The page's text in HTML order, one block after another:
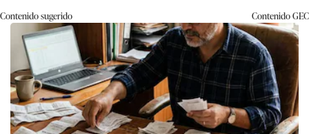
Contenido sugerido ContenidoGEC